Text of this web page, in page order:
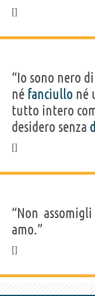
“Io sono nero di
né fanciullo né
tutto intero
desidero senza
“Non
amo.”